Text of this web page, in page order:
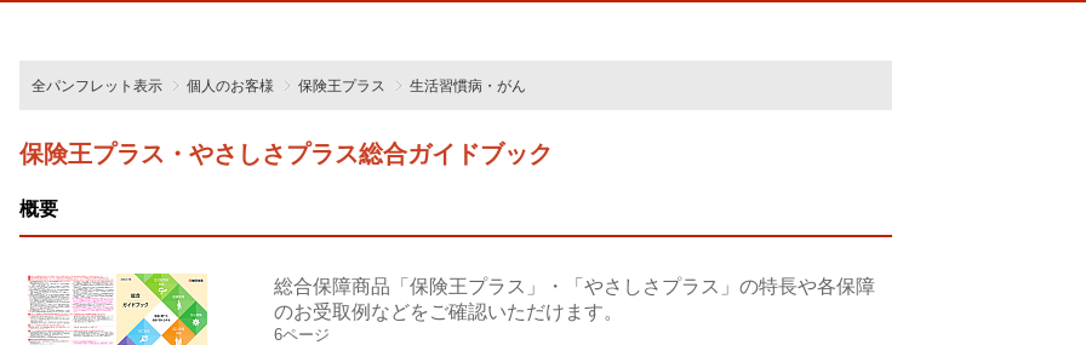
全パンフレット表示 個人のお客様 保険王プラス 生活習慣病・がん
保険王プラス・やさしさプラス総合ガイドブック
概要
総合保障商品「保険王プラス」・「やさしさプラス」の特長や各保障
のお受取例などをご確認いただけます。
6ページ